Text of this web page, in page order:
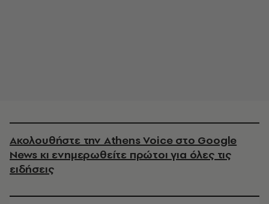
Ακολουθήστε την Athens Voice στο Google
News κι ενημερωθείτε πρώτοι για όλες τις
ειδήσεις